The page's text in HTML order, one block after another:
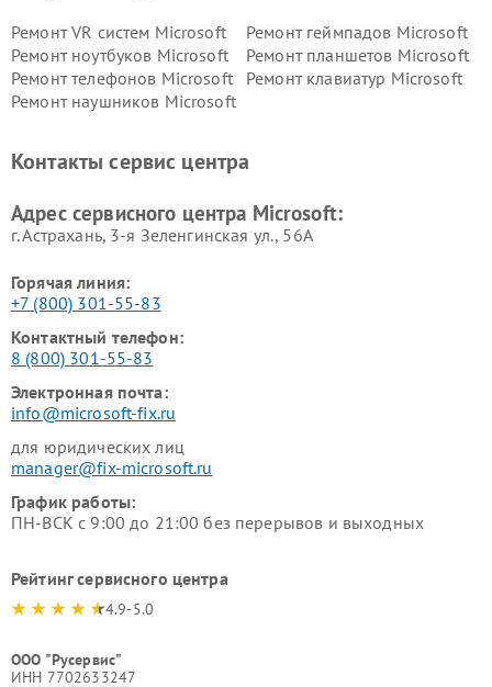
Ремонт VR систем Microsoft
Ремонт геймпадов Microsoft
Ремонт ноутбуков Microsoft
Ремонт планшетов Microsoft
Ремонт телефонов Microsoft
Ремонт клавиатур Microsoft
Ремонт наушников Microsoft
Контакты сервис центра
Адрес сервисного центра Microsoft:
г. Астрахань, 3-я Зеленгинская ул., 56А
Горячая линия:
+7 (800) 301-55-83
Контактный телефон:
8 (800) 301-55-83
Электронная почта:
info@microsoft-fix.ru
для юридических лиц
manager@fix-microsoft.ru
График работы:
ПН-ВСК с 9:00 до 21:00 без перерывов и выходных
Рейтинг сервисного центра
4.9-5.0
ООО "Русервис"
ИНН 7702633247